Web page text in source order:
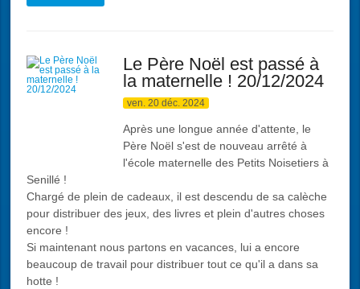
Le Père Noël est passé à
la maternelle ! 20/12/2024
ven. 20 déc. 2024
Après une longue année d'attente, le
Père Noël s'est de nouveau arrêté à
l'école maternelle des Petits Noisetiers à
Senillé !
Chargé de plein de cadeaux, il est descendu de sa calèche
pour distribuer des jeux, des livres et plein d'autres choses
encore !
Si maintenant nous partons en vacances, lui a encore
beaucoup de travail pour distribuer tout ce qu'il a dans sa
hotte !